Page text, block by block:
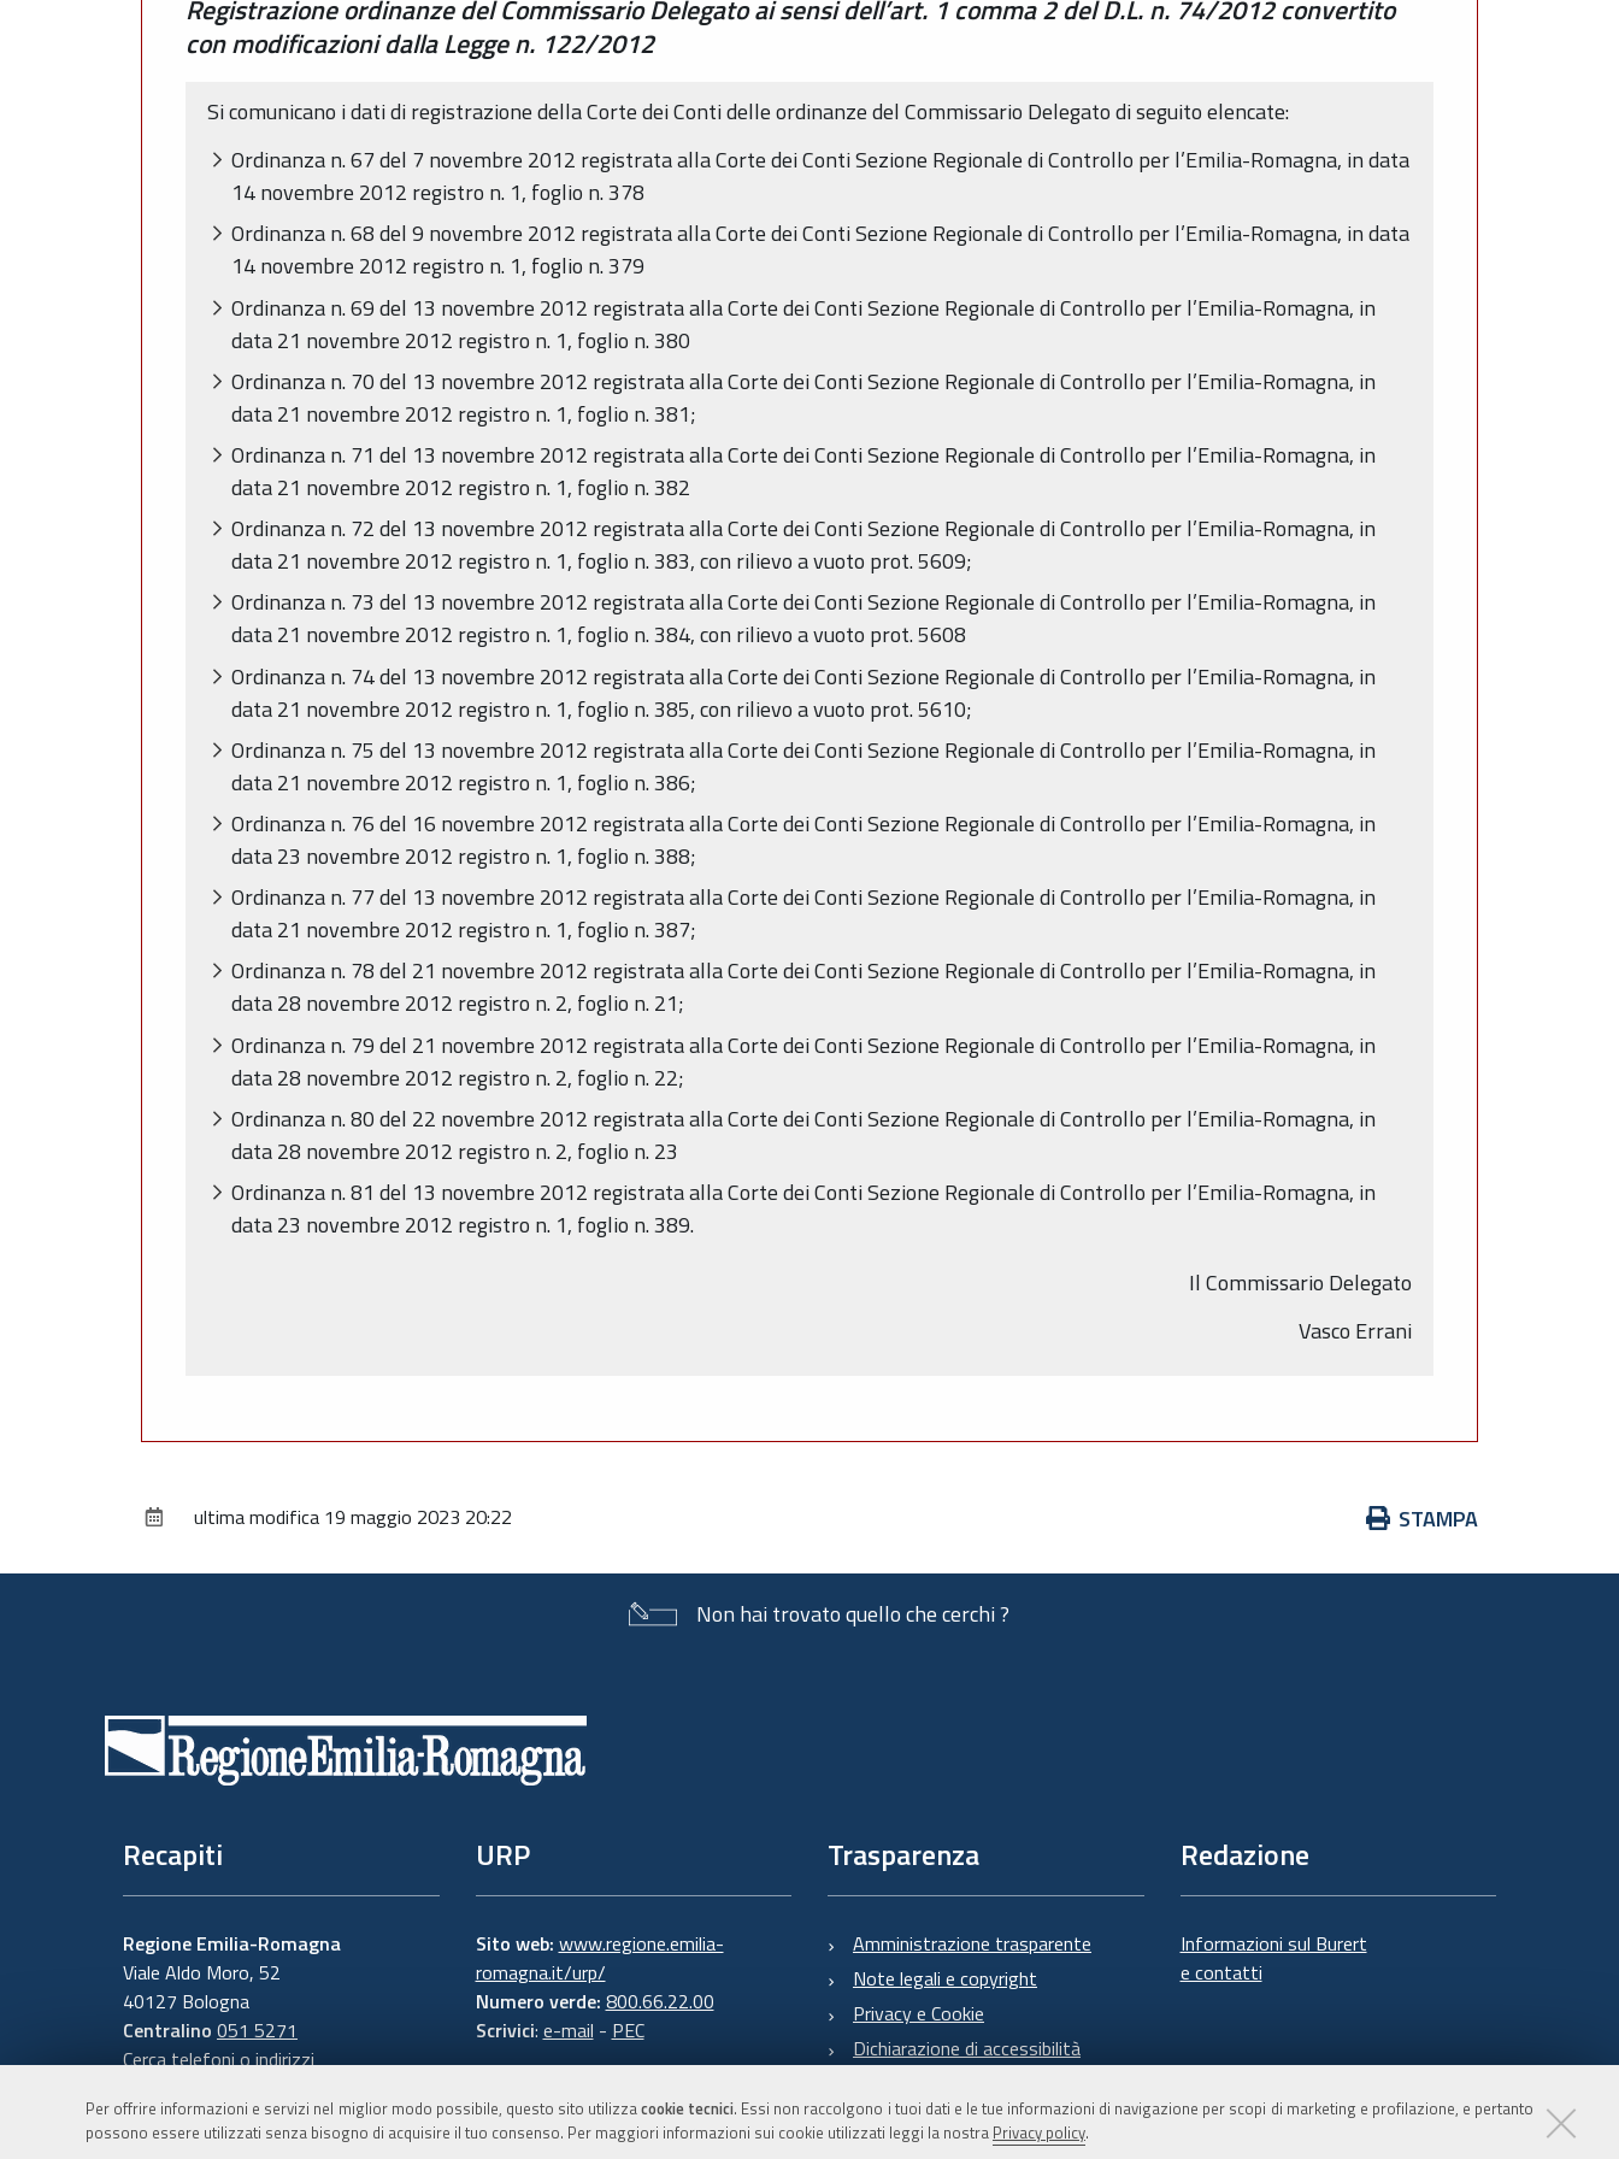
Per offrire informazioni e servizi nel miglior modo possibile, questo sito utilizzacookie tecnici. Essi non raccolgono i tuoi dati e le tue informazioni di navigazione per scopi di marketing e profilazione, e pertanto
possono essere utilizzati senza bisogno di acquisire il tuo consenso. Per maggiori informazioni sui cookie utilizzati leggi la nostra Privacy policy.
Registrazione ordinanze del Commissario Delegato ai sensi dell’art. 1 comma 2 del D.L. n. 74/2012 convertito
con modificazioni dalla Legge n. 122/2012
Si comunicano i dati di registrazione della Corte dei Conti delle ordinanze del Commissario Delegato di seguito elencate:
Ordinanza n. 67 del 7 novembre 2012 registrata alla Corte dei Conti Sezione Regionale di Controllo per l’Emilia-Romagna, in data
14 novembre 2012 registro n. 1, foglio n. 378
Ordinanza n. 68 del 9 novembre 2012 registrata alla Corte dei Conti Sezione Regionale di Controllo per l’Emilia-Romagna, in data
14 novembre 2012 registro n. 1, foglio n. 379
Ordinanza n. 69 del 13 novembre 2012 registrata alla Corte dei Conti Sezione Regionale di Controllo per l’Emilia-Romagna, in
data 21 novembre 2012 registro n. 1, foglio n. 380
Ordinanza n. 70 del 13 novembre 2012 registrata alla Corte dei Conti Sezione Regionale di Controllo per l’Emilia-Romagna, in
data 21 novembre 2012 registro n. 1, foglio n. 381;
Ordinanza n. 71 del 13 novembre 2012 registrata alla Corte dei Conti Sezione Regionale di Controllo per l’Emilia-Romagna, in
data 21 novembre 2012 registro n. 1, foglio n. 382
Ordinanza n. 72 del 13 novembre 2012 registrata alla Corte dei Conti Sezione Regionale di Controllo per l’Emilia-Romagna, in
data 21 novembre 2012 registro n. 1, foglio n. 383, con rilievo a vuoto prot. 5609;
Ordinanza n. 73 del 13 novembre 2012 registrata alla Corte dei Conti Sezione Regionale di Controllo per l’Emilia-Romagna, in
data 21 novembre 2012 registro n. 1, foglio n. 384, con rilievo a vuoto prot. 5608
Ordinanza n. 74 del 13 novembre 2012 registrata alla Corte dei Conti Sezione Regionale di Controllo per l’Emilia-Romagna, in
data 21 novembre 2012 registro n. 1, foglio n. 385, con rilievo a vuoto prot. 5610;
Ordinanza n. 75 del 13 novembre 2012 registrata alla Corte dei Conti Sezione Regionale di Controllo per l’Emilia-Romagna, in
data 21 novembre 2012 registro n. 1, foglio n. 386;
Ordinanza n. 76 del 16 novembre 2012 registrata alla Corte dei Conti Sezione Regionale di Controllo per l’Emilia-Romagna, in
data 23 novembre 2012 registro n. 1, foglio n. 388;
Ordinanza n. 77 del 13 novembre 2012 registrata alla Corte dei Conti Sezione Regionale di Controllo per l’Emilia-Romagna, in
data 21 novembre 2012 registro n. 1, foglio n. 387;
Ordinanza n. 78 del 21 novembre 2012 registrata alla Corte dei Conti Sezione Regionale di Controllo per l’Emilia-Romagna, in
data 28 novembre 2012 registro n. 2, foglio n. 21;
Ordinanza n. 79 del 21 novembre 2012 registrata alla Corte dei Conti Sezione Regionale di Controllo per l’Emilia-Romagna, in
data 28 novembre 2012 registro n. 2, foglio n. 22;
Ordinanza n. 80 del 22 novembre 2012 registrata alla Corte dei Conti Sezione Regionale di Controllo per l’Emilia-Romagna, in
data 28 novembre 2012 registro n. 2, foglio n. 23
Ordinanza n. 81 del 13 novembre 2012 registrata alla Corte dei Conti Sezione Regionale di Controllo per l’Emilia-Romagna, in
data 23 novembre 2012 registro n. 1, foglio n. 389.
Il Commissario Delegato
Vasco Errani
Azioni
documento
STAMPA
ultima modifica 19 maggio 2023 20:22
Non hai trovato quello che cerchi ?
Recapiti
Regione Emilia-Romagna
Viale Aldo Moro, 52
40127 Bologna
Centralino 051 5271
Cerca telefoni o indirizzi
URP
Sito web: www.regione.emilia-
romagna.it/urp/
Numero verde: 800.66.22.00
Scrivici: e-mail - PEC
Trasparenza
Amministrazione trasparente
Note legali e copyright
Privacy e Cookie
Dichiarazione di accessibilità
Redazione
Informazioni sul Burert
e contatti